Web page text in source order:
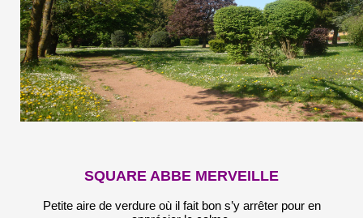
SQUARE ABBE MERVEILLE
Petite aire de verdure où il fait bon s’y arrêter pour en